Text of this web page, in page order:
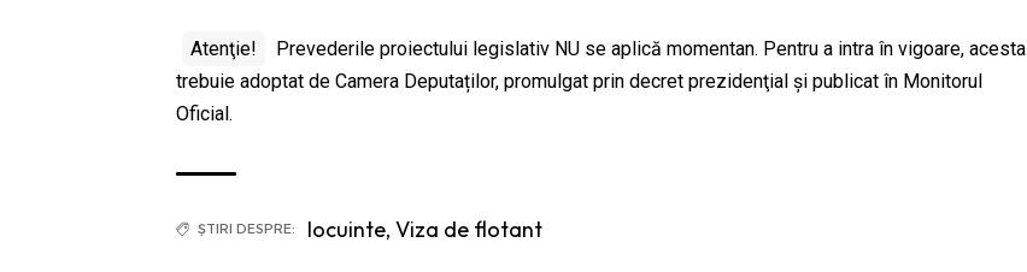
Atenţie!
Prevederile proiectului legislativ NU se aplică momentan. Pentru a intra în vigoare, acesta
trebuie adoptat de Camera Deputaților, promulgat prin decret prezidenţial şi publicat în Monitorul
Oficial.
ȘTIRI DESPRE: locuinte, Viza de flotant